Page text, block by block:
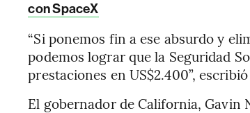
con SpaceX
“Si ponemos fin a ese absurdo y
podemos lograr que la Seguridad
prestaciones en US$2.400”,
El gobernador de California, Gavin